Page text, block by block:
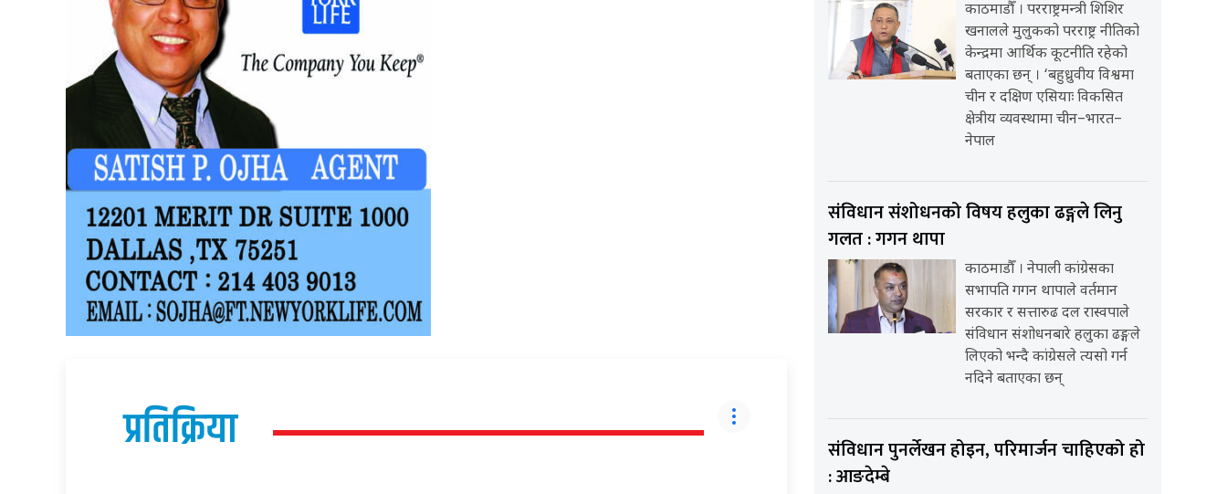
प्रतिक्रिया
काठमाडौँ । परराष्ट्रमन्त्री शिशिर
खनालले मुलुकको परराष्ट्र नीतिको
केन्द्रमा आर्थिक कूटनीति रहेको
बताएका छन् । ‘बहुध्रुवीय विश्वमा
चीन र दक्षिण एसियाः विकसित
क्षेत्रीय व्यवस्थामा चीन–भारत–
नेपाल
संविधान संशोधनको विषय हलुका ढङ्गले लिनु
गलत : गगन थापा
काठमाडौँ । नेपाली कांग्रेसका
सभापति गगन थापाले वर्तमान
सरकार र सत्तारुढ दल रास्वपाले
संविधान संशोधनबारे हलुका ढङ्गले
लिएको भन्दै कांग्रेसले त्यसो गर्न
नदिने बताएका छन्
संविधान पुनर्लेखन होइन, परिमार्जन चाहिएको हो
: आङदेम्बे